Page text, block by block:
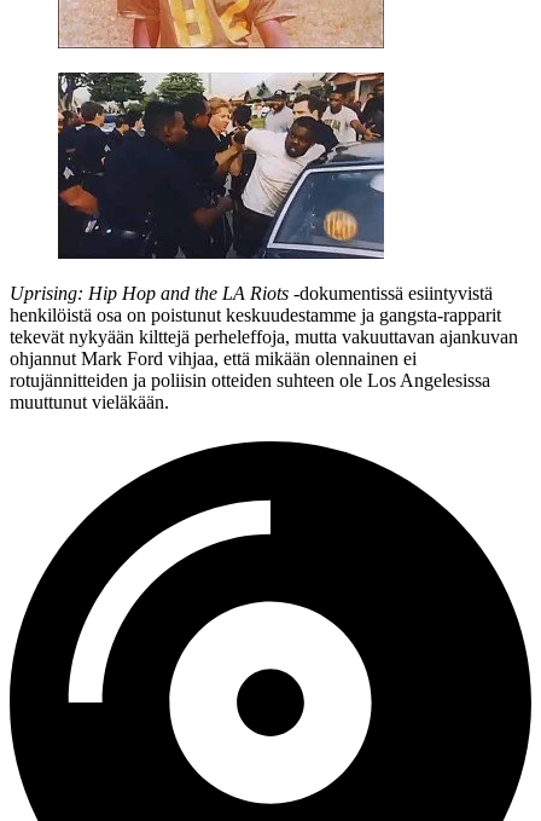
Uprising: Hip Hop and the LA Riots ‑dokumentissä esiintyvistä
henkilöistä osa on poistunut keskuudestamme ja gangsta-rapparit
tekevät nykyään kilttejä perheleffoja, mutta vakuuttavan ajankuvan
ohjannut Mark Ford vihjaa, että mikään olennainen ei
rotujännitteiden ja poliisin otteiden suhteen ole Los Angelesissa
muuttunut vieläkään.